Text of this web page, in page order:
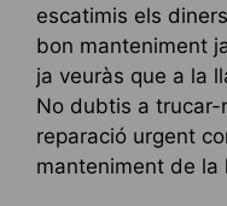
escatimis els
bon manteniment
ja veuràs que a la
No dubtis a
reparació urgent
manteniment de la